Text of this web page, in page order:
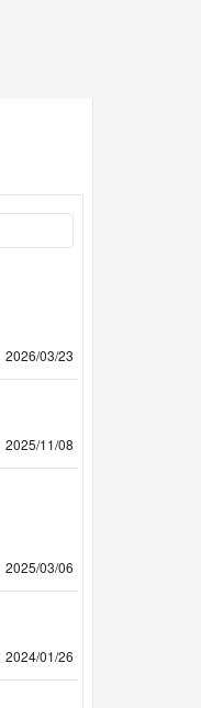
2026/03/23
2025/11/08
2025/03/06
2024/01/26